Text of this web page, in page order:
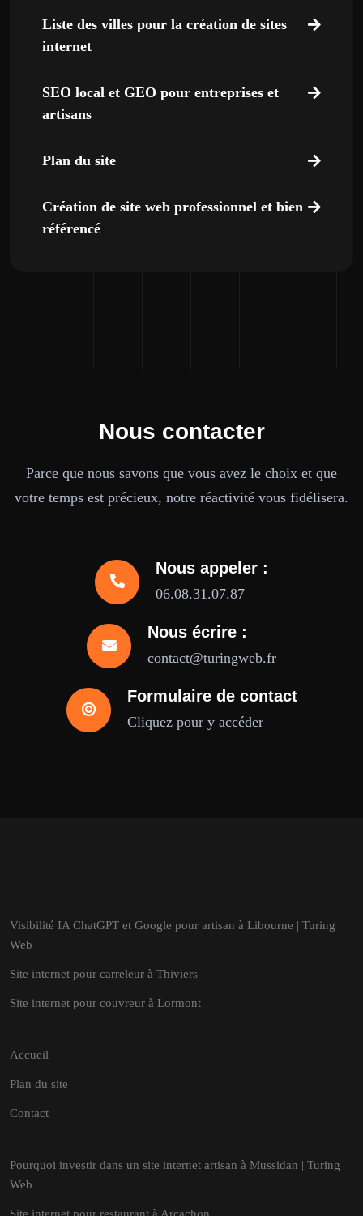
Liste des villes pour la création de sites
internet
SEO local et GEO pour entreprises et
artisans
Plan du site
Création de site web professionnel et bien
référencé
Nous contacter
Parce que nous savons que vous avez le choix et que
votre temps est précieux, notre réactivité vous fidélisera.
Nous appeler :
06.08.31.07.87
Nous écrire :
contact@turingweb.fr
Formulaire de contact
Cliquez pour y accéder
Visibilité IA ChatGPT et Google pour artisan à Libourne | Turing
Web
Site internet pour carreleur à Thiviers
Site internet pour couvreur à Lormont
Accueil
Plan du site
Contact
Pourquoi investir dans un site internet artisan à Mussidan | Turing
Web